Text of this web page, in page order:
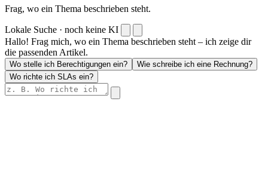
Frag, wo ein Thema beschrieben steht.
Lokale Suche · noch keine KI
Hallo! Frag mich, wo ein Thema beschrieben steht – ich zeige dir
die passenden Artikel.
Wo stelle ich Berechtigungen ein?
Wie schreibe ich eine Rechnung?
Wo richte ich SLAs ein?